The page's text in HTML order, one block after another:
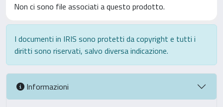
Non ci sono file associati a questo prodotto.
I documenti in IRIS sono protetti da copyright e tutti i
diritti sono riservati, salvo diversa indicazione.
Informazioni